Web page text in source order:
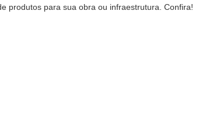
produtos para sua obra ou infraestrutura. Confira!